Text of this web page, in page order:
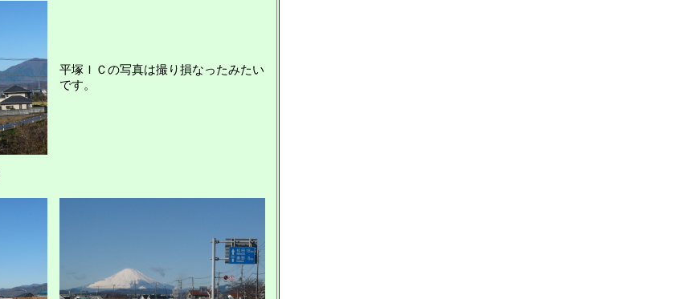
平塚ＩＣの写真は撮り損なったみたい
です。